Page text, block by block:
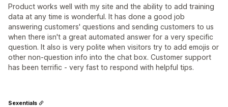
Product works well with my site and the ability to add training
data at any time is wonderful. It has done a good job
answering customers' questions and sending customers to us
when there isn't a great automated answer for a very specific
question. It also is very polite when visitors try to add emojis or
other non-question info into the chat box. Customer support
has been terrific - very fast to respond with helpful tips.
Sexentials